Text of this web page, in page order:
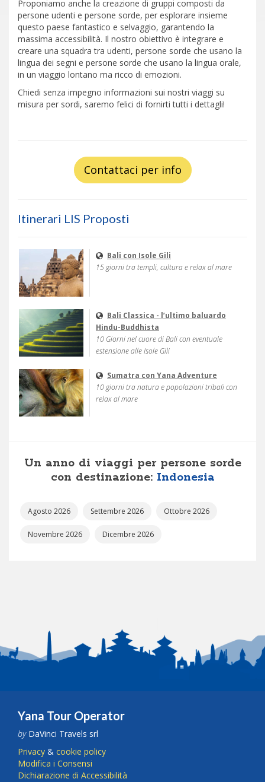
Proponiamo anche la creazione di gruppi composti da
persone udenti e persone sorde, per esplorare insieme
questo paese fantastico e selvaggio, garantendo la
massima accessibilità. Il nostro obiettivo è integrare e
creare una squadra tra udenti, persone sorde che usano la
lingua dei segni e persone sorde che usano la lingua orale,
in un viaggio lontano ma ricco di emozioni.
Chiedi senza impegno informazioni sui nostri viaggi su
misura per sordi, saremo felici di fornirti tutti i dettagli!
Contattaci per info
Itinerari LIS Proposti
Bali con Isole Gili
15 giorni tra templi, cultura e relax al mare
Bali Classica - l’ultimo baluardo
Hindu-Buddhista
10 Giorni nel cuore di Bali con eventuale
estensione alle Isole Gili
Sumatra con Yana Adventure
10 giorni tra natura e popolazioni tribali con
relax al mare
Un anno di viaggi per persone sorde
con destinazione: Indonesia
Agosto 2026 Settembre 2026 Ottobre 2026
Novembre 2026 Dicembre 2026
Yana Tour Operator
byDaVinci Travels srl
Privacy & cookie policy
Modifica i Consensi
Dichiarazione di Accessibilità